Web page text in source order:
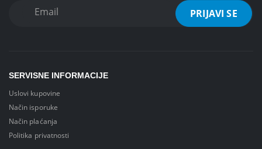
SERVISNE INFORMACIJE
Uslovi kupovine
Način isporuke
Način plaćanja
Politika privatnosti